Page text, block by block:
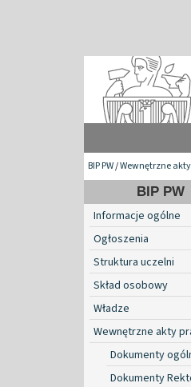
BIP PW/Wewnętrzne
BIP PW
Informacje ogólne
Ogłoszenia
Struktura uczelni
Skład osobowy
Władze
Wewnętrzne akty
Dokumenty
Dokumenty